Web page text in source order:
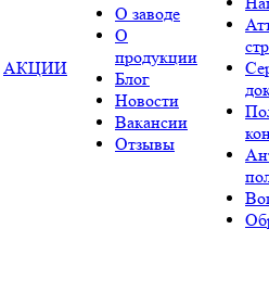
АКЦИИ
О заводе
О
продукции
Блог
Новости
Вакансии
Отзывы